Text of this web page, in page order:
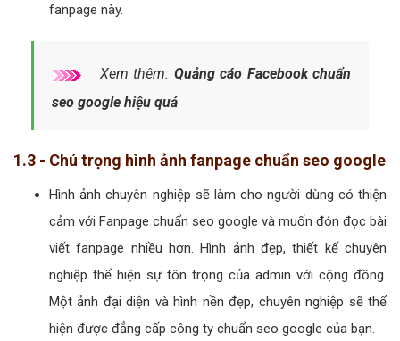
fanpage này.
Xem thêm: Quảng cáo Facebook chuẩn
seo google hiệu quả
1.3 - Chú trọng hình ảnh fanpage chuẩn seo google
Hình ảnh chuyên nghiệp sẽ làm cho người dùng có thiện
cảm với Fanpage chuẩn seo google và muốn đón đọc bài
viết fanpage nhiều hơn. Hình ảnh đẹp, thiết kế chuyên
nghiệp thể hiện sự tôn trọng của admin với cộng đồng.
Một ảnh đại diện và hình nền đẹp, chuyên nghiệp sẽ thể
hiện được đẳng cấp công ty chuẩn seo google của bạn.